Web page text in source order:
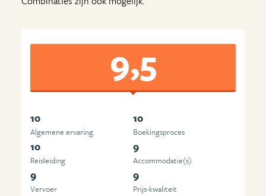
9,5
10
Algemene ervaring
10
Boekingsproces
10
Reisleiding
9
Accommodatie(s)
9
Vervoer
9
Prijs-kwaliteit